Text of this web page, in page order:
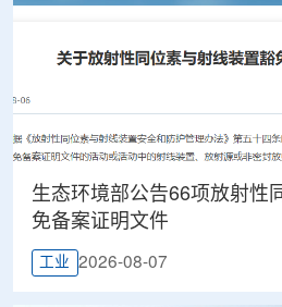
生态环境部公告66项放射性
免备案证明文件
工业 2026-08-07